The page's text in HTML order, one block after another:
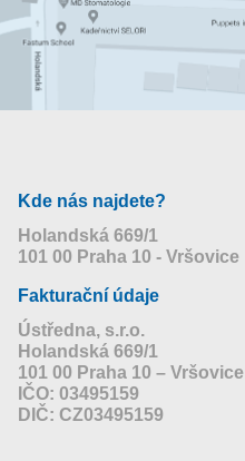
Kde nás najdete?
Holandská 669/1
101 00 Praha 10 - Vršovice
Fakturační údaje
Ústředna, s.r.o.
Holandská 669/1
101 00 Praha 10 – Vršovice
IČO: 03495159
DIČ: CZ03495159